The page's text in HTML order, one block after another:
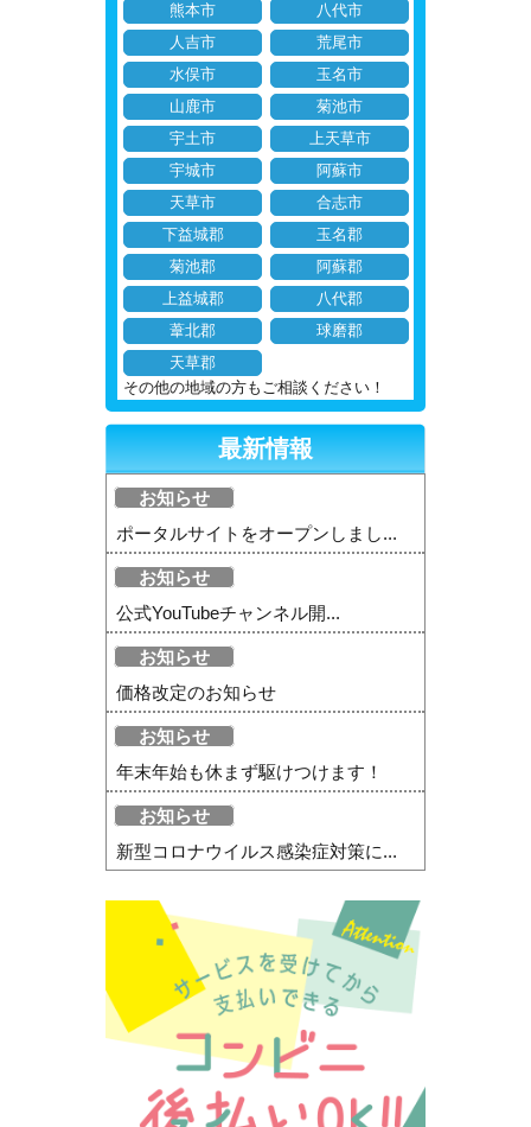
熊本市
八代市
人吉市
荒尾市
水俣市
玉名市
山鹿市
菊池市
宇土市
上天草市
宇城市
阿蘇市
天草市
合志市
下益城郡
玉名郡
菊池郡
阿蘇郡
上益城郡
八代郡
葦北郡
球磨郡
天草郡
その他の地域の方もご相談ください！
最新情報
お知らせ
ポータルサイトをオープンしまし...
お知らせ
公式YouTubeチャンネル開...
お知らせ
価格改定のお知らせ
お知らせ
年末年始も休まず駆けつけます！
お知らせ
新型コロナウイルス感染症対策に...